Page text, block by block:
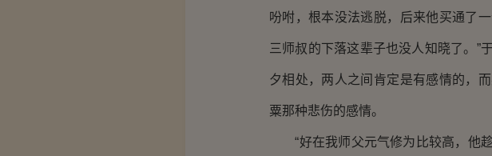
吩咐，根本没法逃脱，后来他买通了
三师叔的下落这辈子也没人知晓了。”
夕相处，两人之间肯定是有感情的，
粟那种悲伤的感情。
“好在我师父元气修为比较高，他趁